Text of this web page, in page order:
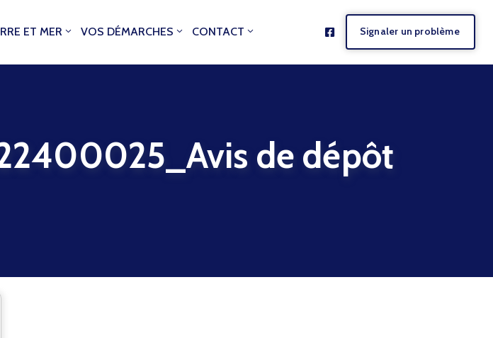
ET MER VOS DÉMARCHES CONTACT Signaler un problème
de dépôt